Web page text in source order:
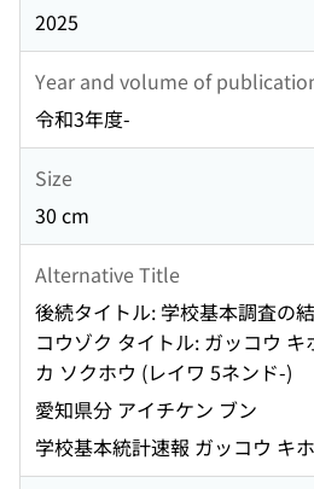
2025
Year and volume of
令和3年度-
Size
30 cm
Alternative Title
後続タイトル: 学校基本調査の
コウゾク タイトル: ガッコウ
カ ソクホウ (レイワ 5ネンド-)
愛知県分 アイチケン ブン
学校基本統計速報 ガッコウ キ